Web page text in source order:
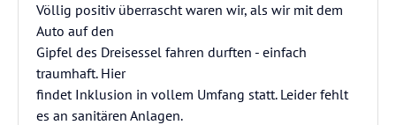
Völlig positiv überrascht waren wir, als wir mit dem
Auto auf den
Gipfel des Dreisessel fahren durften - einfach
traumhaft. Hier
findet Inklusion in vollem Umfang statt. Leider fehlt
es an sanitären Anlagen.